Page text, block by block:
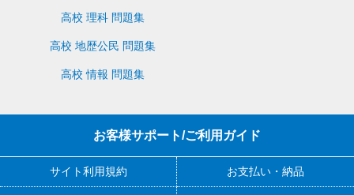
高校 理科 問題集
高校 地歴公民 問題集
高校 情報 問題集
お客様サポート/ご利用ガイド
サイト利用規約 お支払い・納品